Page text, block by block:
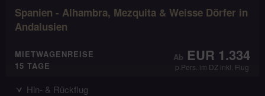
Spanien - Alhambra, Mezquita & Weisse Dörfer in
Andalusien
MIETWAGENREISE
15 TAGE
EUR 1.334
p.Pers. im DZ inkl. Flug
Hin- & Rückflug